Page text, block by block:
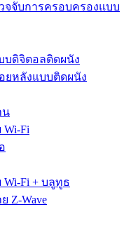
จจับการครอบครองแบบ
บดิจิตอลติดผนัง
ยหลังแบบติดผนัง
น
Fi
Fi + บลูทูธ
Z-Wave